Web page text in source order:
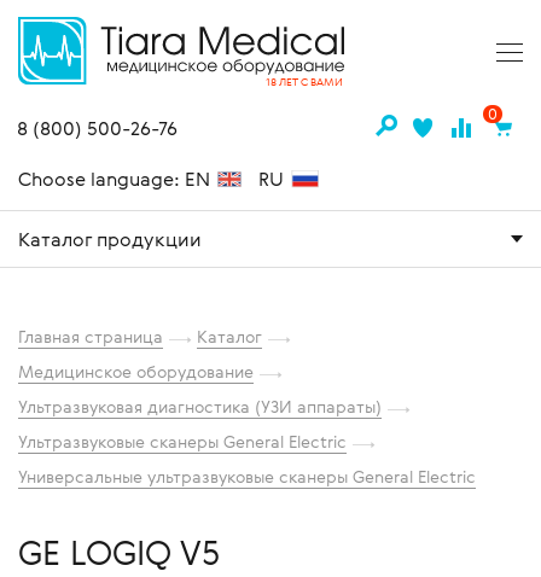
18 ЛЕТ С ВАМИ
8 (800) 500-26-76
0
Choose language: EN RU
Каталог продукции
Главная страница
Каталог
Медицинское оборудование
Ультразвуковая диагностика (УЗИ аппараты)
Ультразвуковые сканеры General Electric
Универсальные ультразвуковые сканеры General Electric
GE LOGIQ V5